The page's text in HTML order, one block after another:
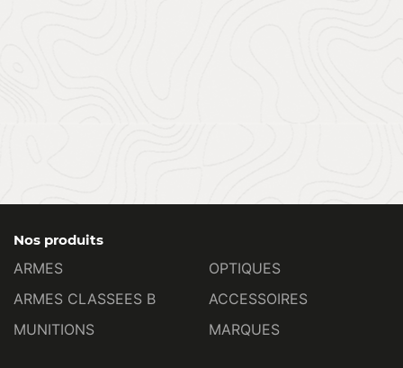
Nos produits
ARMES
ARMES CLASSEES B
MUNITIONS
OPTIQUES
ACCESSOIRES
MARQUES